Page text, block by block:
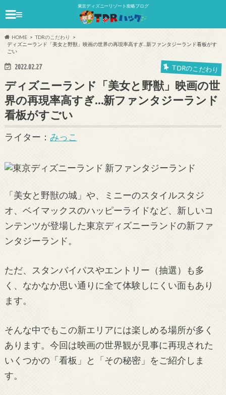
東京ディズニーリゾート攻略ブログ
≡
HOME
TDRのこだわり
ディズニーランド「美女と野獣」映画の世界の再現率高すぎ...新ファンタジーランド看板がす
ごい
2022.02.27 TDRのこだわり
ディズニーランド「美女と野獣」映画の世
界の再現率高すぎ…新ファンタジーランド
看板がすごい
ライター： みっこ
「美女と野獣の城」や、ミニーのスタイルスタジ
オ、ベイマックスのハッピーライドなど、新しいコ
ンテンツが登場した東京ディズニーランドの新ファ
ンタジーランド。
ただ、スタンバイパスやエントリー（抽選）も多
く、なかなか思い通りに全て体験しにくい面もあり
ます。
そんな中でもこの新エリアには楽しめる場所が多く
あります。今回は映画の世界観が見事に再現された
いくつかの「看板」と「その秘密」をご紹介しま
す。